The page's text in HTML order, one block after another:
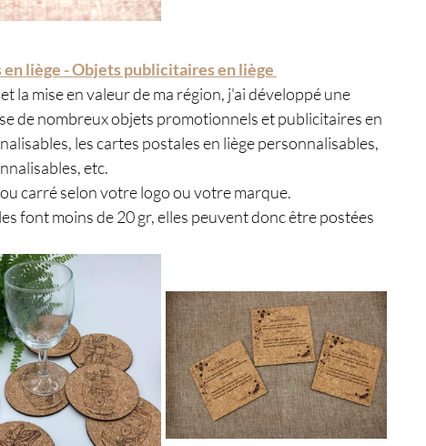
liège - Objets publicitaires en liège
la mise en valeur de ma région, j'ai développé une
de nombreux objets promotionnels et publicitaires en
les cartes postales en liège personnalisables,
etc.
carré selon votre logo ou votre marque.
font moins de 20 gr, elles peuvent donc être postées